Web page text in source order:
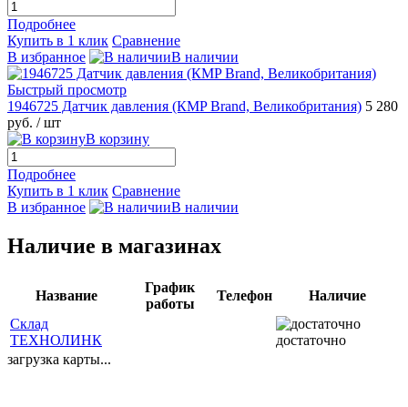
Подробнее
Купить в 1 клик Сравнение
В избранное
В наличии
Быстрый просмотр
1946725 Датчик давления (КMP Brand, Великобритания) 5 280
руб. / шт
В корзину
Подробнее
Купить в 1 клик Сравнение
В избранное
В наличии
Наличие в магазинах
Название
График
работы
Телефон
Наличие
Склад
ТЕХНОЛИНК
достаточно
загрузка карты...